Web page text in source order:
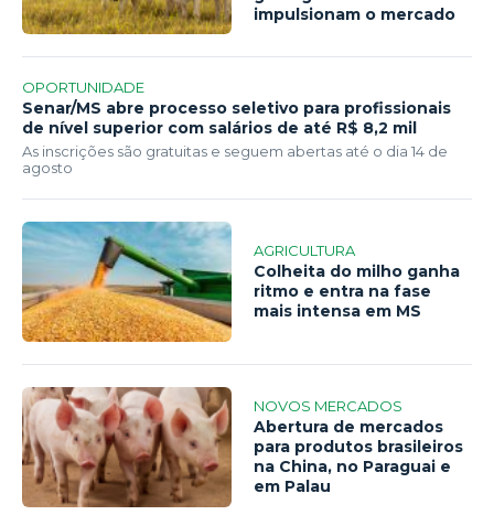
impulsionam o mercado
OPORTUNIDADE
Senar/MS abre processo seletivo para profissionais
de nível superior com salários de até R$ 8,2 mil
As inscrições são gratuitas e seguem abertas até o dia 14 de
agosto
AGRICULTURA
Colheita do milho ganha
ritmo e entra na fase
mais intensa em MS
NOVOS MERCADOS
Abertura de mercados
para produtos brasileiros
na China, no Paraguai e
em Palau